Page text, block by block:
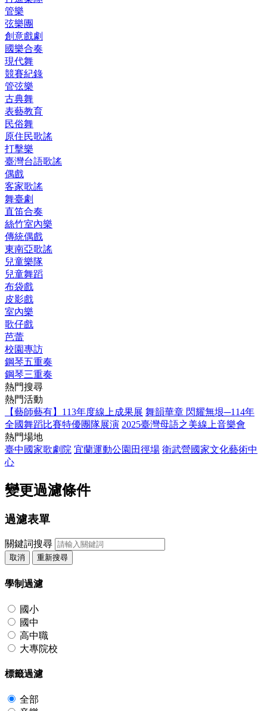
管樂
弦樂團
創意戲劇
國樂合奏
現代舞
競賽紀錄
管弦樂
古典舞
表藝教育
民俗舞
原住民歌謠
打擊樂
臺灣台語歌謠
偶戲
客家歌謠
舞臺劇
直笛合奏
絲竹室內樂
傳統偶戲
東南亞歌謠
兒童樂隊
兒童舞蹈
布袋戲
皮影戲
室內樂
歌仔戲
芭蕾
校園專訪
鋼琴五重奏
鋼琴三重奏
熱門搜尋
熱門活動
【藝師藝有】113年度線上成果展 舞韻華章 閃耀無垠─114年
全國舞蹈比賽特優團隊展演 2025臺灣母語之美線上音樂會
熱門場地
臺中國家歌劇院 宜蘭運動公園田徑場 衛武營國家文化藝術中
心
變更過濾條件
過濾表單
關鍵詞搜尋
取消 重新搜尋
學制過濾
國小
國中
高中職
大專院校
標籤過濾
全部